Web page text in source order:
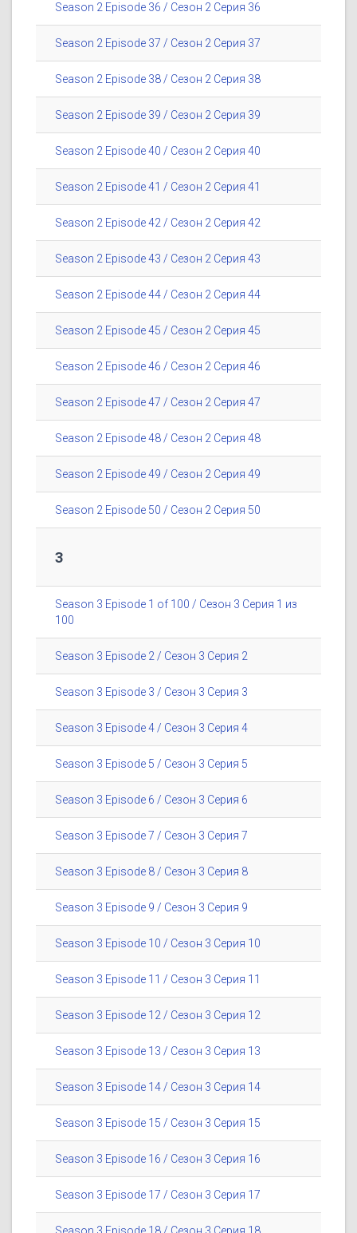
Season 2 Episode 36 / Сезон 2 Серия 36
Season 2 Episode 37 / Сезон 2 Серия 37
Season 2 Episode 38 / Сезон 2 Серия 38
Season 2 Episode 39 / Сезон 2 Серия 39
Season 2 Episode 40 / Сезон 2 Серия 40
Season 2 Episode 41 / Сезон 2 Серия 41
Season 2 Episode 42 / Сезон 2 Серия 42
Season 2 Episode 43 / Сезон 2 Серия 43
Season 2 Episode 44 / Сезон 2 Серия 44
Season 2 Episode 45 / Сезон 2 Серия 45
Season 2 Episode 46 / Сезон 2 Серия 46
Season 2 Episode 47 / Сезон 2 Серия 47
Season 2 Episode 48 / Сезон 2 Серия 48
Season 2 Episode 49 / Сезон 2 Серия 49
Season 2 Episode 50 / Сезон 2 Серия 50
3
Season 3 Episode 1 of 100 / Сезон 3 Серия 1 из
100
Season 3 Episode 2 / Сезон 3 Серия 2
Season 3 Episode 3 / Сезон 3 Серия 3
Season 3 Episode 4 / Сезон 3 Серия 4
Season 3 Episode 5 / Сезон 3 Серия 5
Season 3 Episode 6 / Сезон 3 Серия 6
Season 3 Episode 7 / Сезон 3 Серия 7
Season 3 Episode 8 / Сезон 3 Серия 8
Season 3 Episode 9 / Сезон 3 Серия 9
Season 3 Episode 10 / Сезон 3 Серия 10
Season 3 Episode 11 / Сезон 3 Серия 11
Season 3 Episode 12 / Сезон 3 Серия 12
Season 3 Episode 13 / Сезон 3 Серия 13
Season 3 Episode 14 / Сезон 3 Серия 14
Season 3 Episode 15 / Сезон 3 Серия 15
Season 3 Episode 16 / Сезон 3 Серия 16
Season 3 Episode 17 / Сезон 3 Серия 17